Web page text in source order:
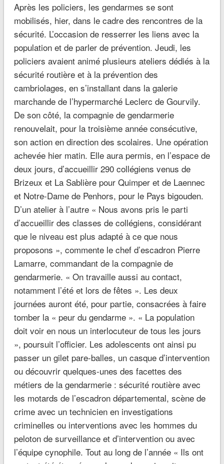
Après les policiers, les gendarmes se sont
mobilisés, hier, dans le cadre des rencontres de la
sécurité. L’occasion de resserrer les liens avec la
population et de parler de prévention. Jeudi, les
policiers avaient animé plusieurs ateliers dédiés à la
sécurité routière et à la prévention des
cambriolages, en s’installant dans la galerie
marchande de l’hypermarché Leclerc de Gourvily.
De son côté, la compagnie de gendarmerie
renouvelait, pour la troisième année consécutive,
son action en direction des scolaires. Une opération
achevée hier matin. Elle aura permis, en l’espace de
deux jours, d’accueillir 290 collégiens venus de
Brizeux et La Sablière pour Quimper et de Laennec
et Notre-Dame de Penhors, pour le Pays bigouden.
D’un atelier à l’autre « Nous avons pris le parti
d’accueillir des classes de collégiens, considérant
que le niveau est plus adapté à ce que nous
proposons », commente le chef d’escadron Pierre
Lamarre, commandant de la compagnie de
gendarmerie. « On travaille aussi au contact,
notamment l’été et lors de fêtes ». Les deux
journées auront été, pour partie, consacrées à faire
tomber la « peur du gendarme ». « La population
doit voir en nous un interlocuteur de tous les jours
», poursuit l’officier. Les adolescents ont ainsi pu
passer un gilet pare-balles, un casque d’intervention
ou découvrir quelques-unes des facettes des
métiers de la gendarmerie : sécurité routière avec
les motards de l’escadron départemental, scène de
crime avec un technicien en investigations
criminelles ou interventions avec les hommes du
peloton de surveillance et d’intervention ou avec
l’équipe cynophile. Tout au long de l’année « Ils ont